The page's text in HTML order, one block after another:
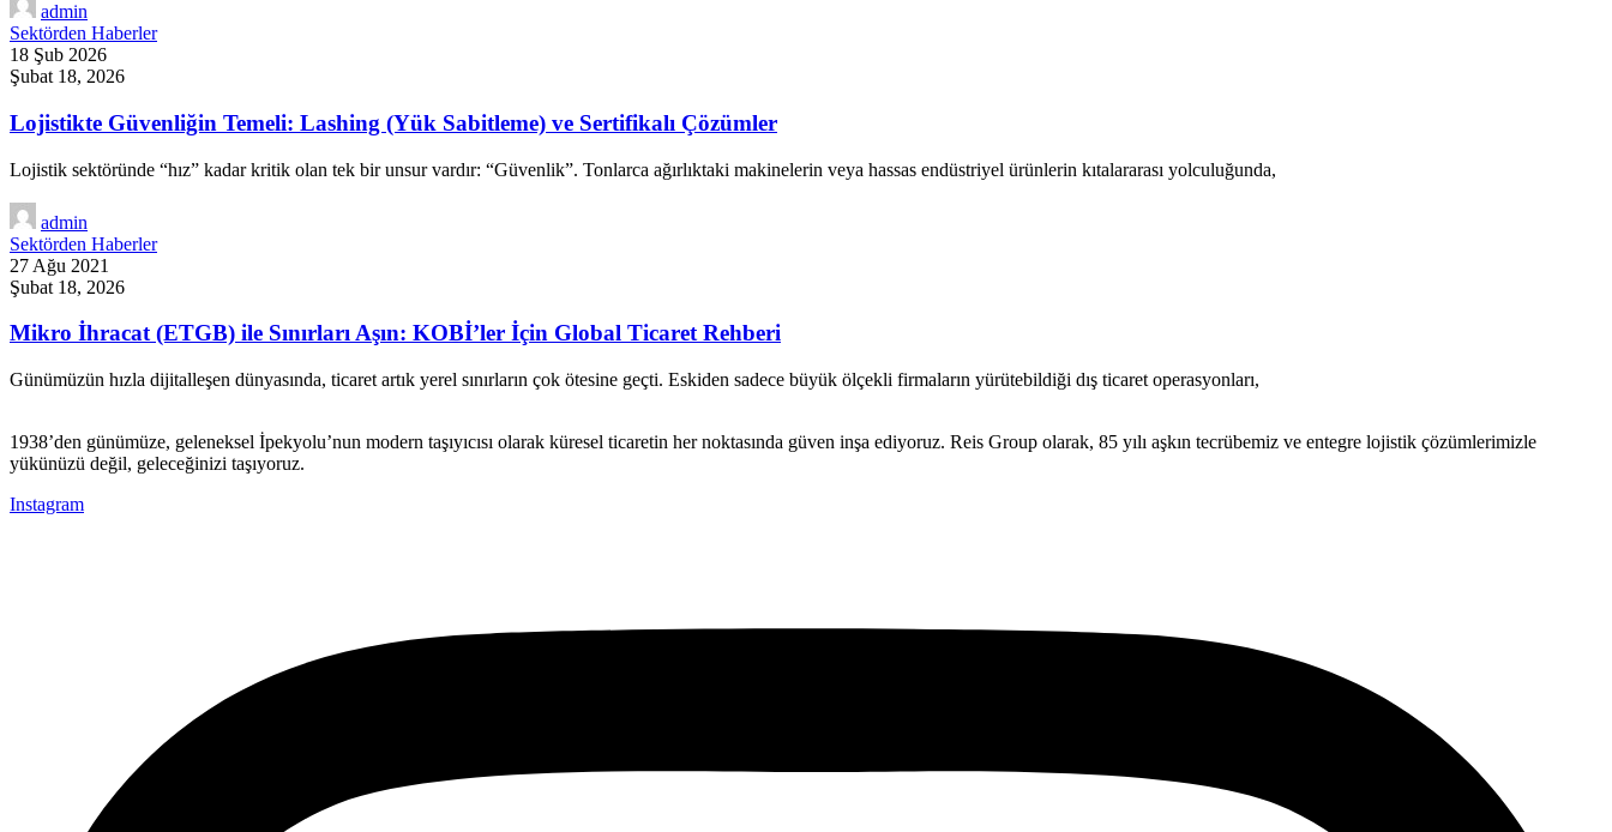
admin
Sektörden Haberler
18 Şub 2026
Şubat 18, 2026
Lojistikte Güvenliğin Temeli: Lashing (Yük Sabitleme) ve Sertifikalı Çözümler
Lojistik sektöründe “hız” kadar kritik olan tek bir unsur vardır: “Güvenlik”. Tonlarca ağırlıktaki makinelerin veya hassas endüstriyel ürünlerin kıtalararası yolculuğunda,
admin
Sektörden Haberler
27 Ağu 2021
Şubat 18, 2026
Mikro İhracat (ETGB) ile Sınırları Aşın: KOBİ’ler İçin Global Ticaret Rehberi
Günümüzün hızla dijitalleşen dünyasında, ticaret artık yerel sınırların çok ötesine geçti. Eskiden sadece büyük ölçekli firmaların yürütebildiği dış ticaret operasyonları,
1938’den günümüze, geleneksel İpekyolu’nun modern taşıyıcısı olarak küresel ticaretin her noktasında güven inşa ediyoruz. Reis Group olarak, 85 yılı aşkın tecrübemiz ve entegre lojistik çözümlerimizle
yükünüzü değil, geleceğinizi taşıyoruz.
Instagram